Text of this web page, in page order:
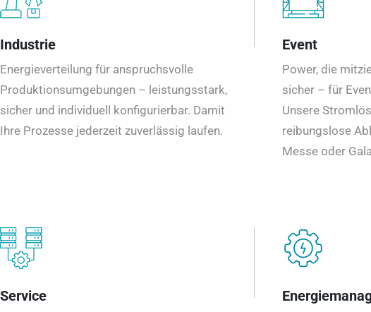
Industrie
Energieverteilung für anspruchsvolle
Produktionsumgebungen – leistungsstark,
sicher und individuell konfigurierbar. Damit
Ihre Prozesse jederzeit zuverlässig laufen.
Event
Power, die
sicher – für
Unsere
reibungslose
Messe oder
Service